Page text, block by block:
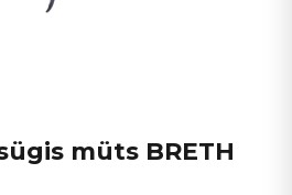
müts BRETH